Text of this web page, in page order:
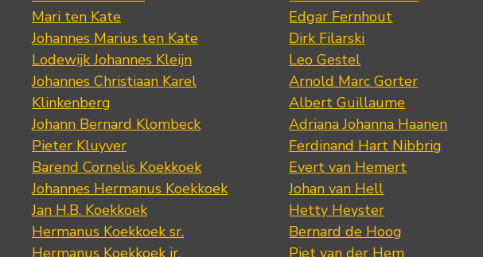
Mari ten Kate
Johannes Marius ten Kate
Lodewijk Johannes Kleijn
Johannes Christiaan Karel
Klinkenberg
Johann Bernard Klombeck
Pieter Kluyver
Barend Cornelis Koekkoek
Johannes Hermanus Koekkoek
Jan H.B. Koekkoek
Hermanus Koekkoek sr.
Hermanus Koekkoek jr.
Edgar Fernhout
Dirk Filarski
Leo Gestel
Arnold Marc Gorter
Albert Guillaume
Adriana Johanna Haanen
Ferdinand Hart Nibbrig
Evert van Hemert
Johan van Hell
Hetty Heyster
Bernard de Hoog
Piet van der Hem